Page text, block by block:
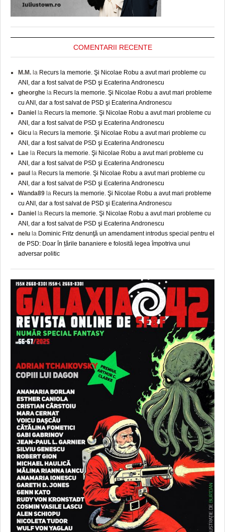
COMENTARII RECENTE
M.M. la Recurs la memorie. Şi Nicolae Robu a avut mari probleme cu
ANI, dar a fost salvat de PSD şi Ecaterina Andronescu
gheorghe la Recurs la memorie. Şi Nicolae Robu a avut mari probleme
cu ANI, dar a fost salvat de PSD şi Ecaterina Andronescu
Daniel
la Recurs la memorie. Şi Nicolae Robu a avut mari probleme cu
ANI, dar a fost salvat de PSD şi Ecaterina Andronescu
Gicu la Recurs la memorie. Şi Nicolae Robu a avut mari probleme cu
ANI, dar a fost salvat de PSD şi Ecaterina Andronescu
Lae la Recurs la memorie. Şi Nicolae Robu a avut mari probleme cu
ANI, dar a fost salvat de PSD şi Ecaterina Andronescu
paul
la Recurs la memorie. Şi Nicolae Robu a avut mari probleme cu
ANI, dar a fost salvat de PSD şi Ecaterina Andronescu
Wanda89 la Recurs la memorie. Şi Nicolae Robu a avut mari probleme
cu ANI, dar a fost salvat de PSD şi Ecaterina Andronescu
Daniel
la Recurs la memorie. Şi Nicolae Robu a avut mari probleme cu
ANI, dar a fost salvat de PSD şi Ecaterina Andronescu
nelu la Dominic Fritz denunţă un amendament introdus special pentru el
de PSD: Doar în țările bananiere e folosită legea împotriva unui
adversar politic